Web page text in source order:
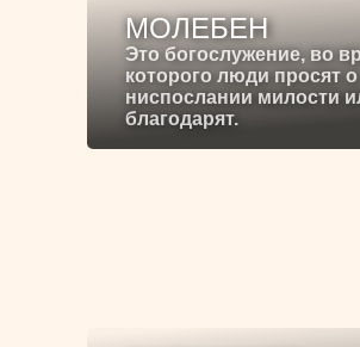
МОЛЕБЕН
Это богослужение, во
которого люди просят о
ниспослании милости
благодарят.